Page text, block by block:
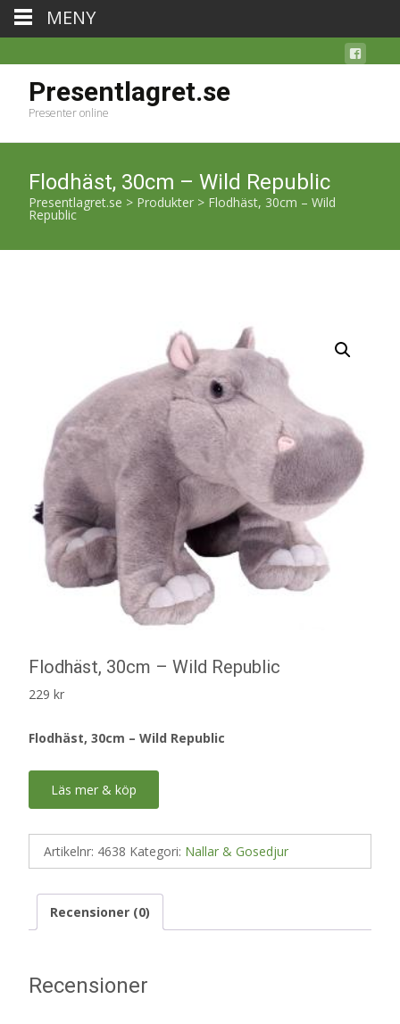
Presentlagret.se
Presenter online
Flodhäst, 30cm – Wild Republic
Presentlagret.se > Produkter > Flodhäst, 30cm – Wild
Republic
Flodhäst, 30cm – Wild Republic
229 kr
Flodhäst, 30cm – Wild Republic
Läs mer & köp
Artikelnr: 4638 Kategori: Nallar & Gosedjur
Recensioner (0)
Recensioner
MENY